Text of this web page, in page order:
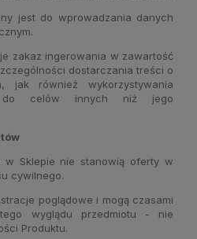
jest do wprowadzania danych
zakaz ingerowania w zawartość
dostarczania treści o
jak również wykorzystywania
do celów innych niż jego
w Sklepie nie stanowią oferty w
cywilnego.
poglądowe i mogą czasami
wyglądu przedmiotu - nie
Produktu.